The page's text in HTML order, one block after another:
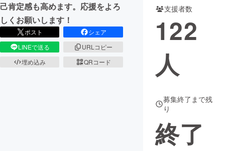
己肯定感も高めます。応援をよろ
しくお願いします！
ポスト
シェア
LINEで送る
URLコピー
埋め込み
QRコード
支援者数
122
人
募集終了まで残
り
終了